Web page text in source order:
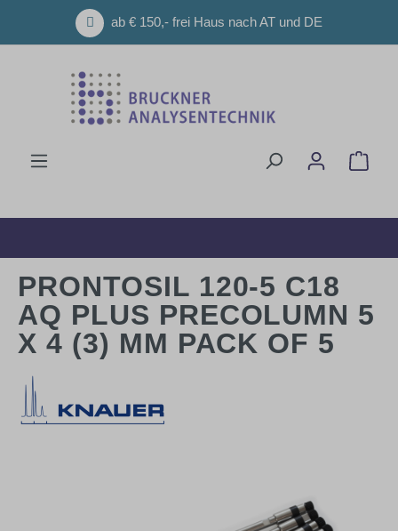
Zum Hauptinhalt springenab € 150,- frei Haus nach AT und DE
PRONTOSIL 120-5 C18
AQ PLUS PRECOLUMN 5
X 4 (3) MM PACK OF 5